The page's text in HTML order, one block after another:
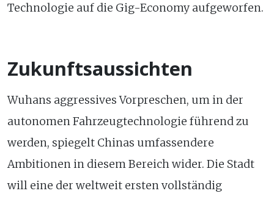
Technologie auf die Gig-Economy aufgeworfen.
Zukunftsaussichten
Wuhans aggressives Vorpreschen, um in der
autonomen Fahrzeugtechnologie führend zu
werden, spiegelt Chinas umfassendere
Ambitionen in diesem Bereich wider. Die Stadt
will eine der weltweit ersten vollständig